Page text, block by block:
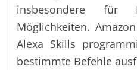
insbesondere für
Möglichkeiten.
Alexa Skills
bestimmte Befehle